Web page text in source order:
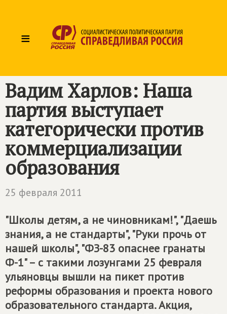
≡
Вадим Харлов: Наша
партия выступает
категорически против
коммерциализации
образования
25 февраля 2011
"Школы детям, а не чиновникам!", "Даешь
знания, а не стандарты", "Руки прочь от
нашей школы", "ФЗ-83 опаснее гранаты
Ф-1" – с такими лозунгами 25 февраля
ульяновцы вышли на пикет против
реформы образования и проекта нового
образовательного стандарта. Акция,